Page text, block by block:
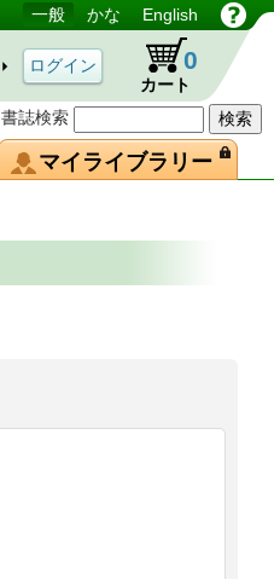
書誌検索
一般 かな English
カート
0
マイライブラリー